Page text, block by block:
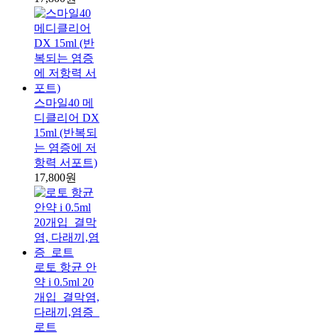
스마일40 메
디클리어 DX
15ml (반복되
는 염증에 저
항력 서포트)
17,800원
로토 항균 안
약 i 0.5ml 20
개입_결막염,
다래끼,염증_
로트